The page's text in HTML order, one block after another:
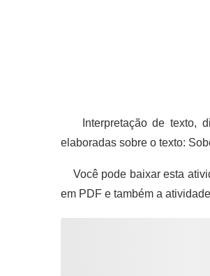
Interpretação de texto,
elaboradas sobre o texto:
Você pode baixar esta
em PDF e também a